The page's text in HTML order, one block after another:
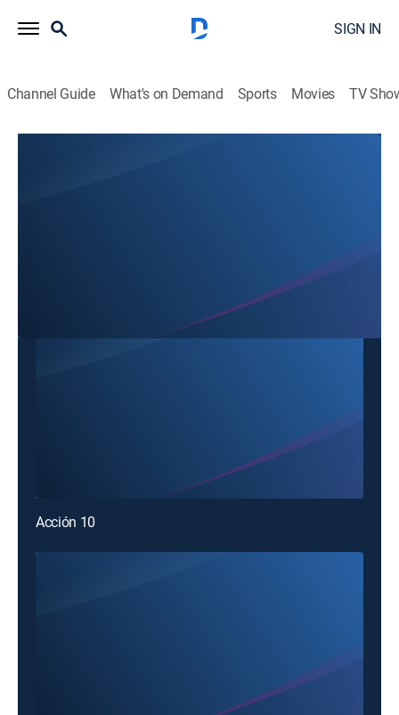
SIGN IN
Channel Guide What's on Demand Sports Movies TV
This content is currently unavailable with a DIRECTV
Package or Genre Pack.
Acción 10